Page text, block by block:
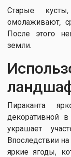
Старые
омолаживают,
После этого
земли.
Пираканта
декоративной
украшает
Впоследствии
яркие ягоды,